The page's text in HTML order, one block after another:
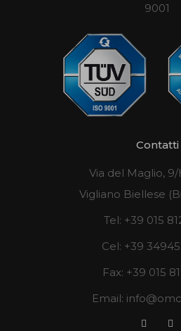
9001
Contatti
Via del Maglio, 9/
Vigliano Biellese
Tel: +39 015
Cel: +39
Fax: +39 015
Email: